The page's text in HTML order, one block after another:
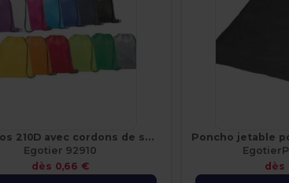
Sac à dos 210D avec cordons de serrage noirs
Egotier 92910
dès 0,66 €
dès